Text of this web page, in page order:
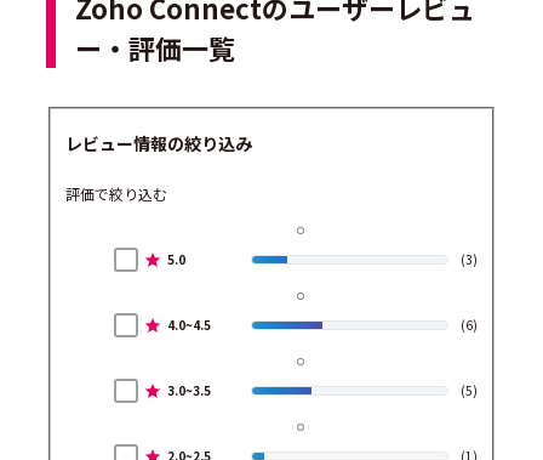
ー・評価一覧
レビュー情報の絞り込み
評価で絞り込む
5.0 (3)
4.0~4.5 (6)
3.0~3.5 (5)
2.0~2.5 (1)